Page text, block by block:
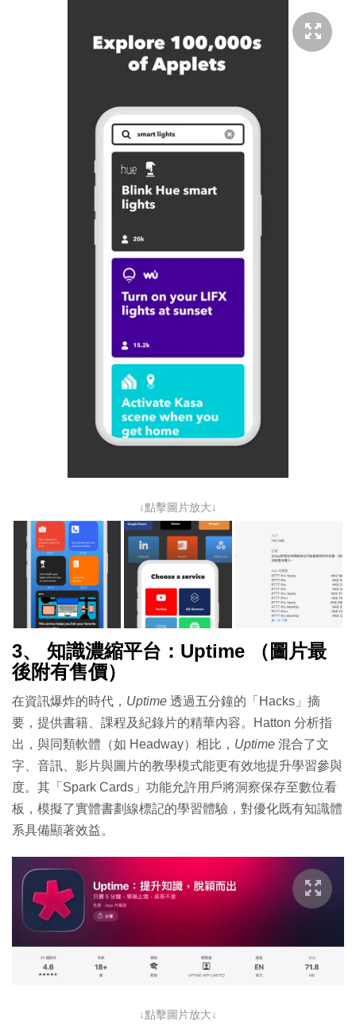
↓點擊圖片放大↓
3、 知識濃縮平台：Uptime （圖片最
後附有售價）
在資訊爆炸的時代， Uptime 透過五分鐘的「Hacks」摘
要，提供書籍、課程及紀錄片的精華內容。Hatton 分析指
出，與同類軟體（如 Headway）相比， Uptime 混合了文
字、音訊、影片與圖片的教學模式能更有效地提升學習參與
度。其「Spark Cards」功能允許用戶將洞察保存至數位看
板，模擬了實體書劃線標記的學習體驗，對優化既有知識體
系具備顯著效益。
↓點擊圖片放大↓